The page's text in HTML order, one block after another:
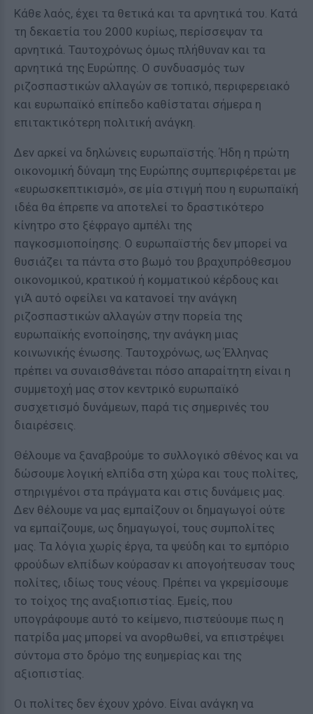
Κάθε λαός, έχει τα θετικά και τα αρνητικά του. Κατά
τη δεκαετία του 2000 κυρίως, περίσσεψαν τα
αρνητικά. Ταυτοχρόνως όμως πλήθυναν και τα
αρνητικά της Ευρώπης. Ο συνδυασμός των
ριζοσπαστικών αλλαγών σε τοπικό, περιφερειακό
και ευρωπαϊκό επίπεδο καθίσταται σήμερα η
επιτακτικότερη πολιτική ανάγκη.
Δεν αρκεί να δηλώνεις ευρωπαϊστής. Ήδη η πρώτη
οικονομική δύναμη της Ευρώπης συμπεριφέρεται με
«ευρωσκεπτικισμό», σε μία στιγμή που η ευρωπαϊκή
ιδέα θα έπρεπε να αποτελεί το δραστικότερο
κίνητρο στο ξέφραγο αμπέλι της
παγκοσμιοποίησης. Ο ευρωπαϊστής δεν μπορεί να
θυσιάζει τα πάντα στο βωμό του βραχυπρόθεσμου
οικονομικού, κρατικού ή κομματικού κέρδους και
γιΆ αυτό οφείλει να κατανοεί την ανάγκη
ριζοσπαστικών αλλαγών στην πορεία της
ευρωπαϊκής ενοποίησης, την ανάγκη μιας
κοινωνικής ένωσης. Ταυτοχρόνως, ως Έλληνας
πρέπει να συναισθάνεται πόσο απαραίτητη είναι η
συμμετοχή μας στον κεντρικό ευρωπαϊκό
συσχετισμό δυνάμεων, παρά τις σημερινές του
διαιρέσεις.
Θέλουμε να ξαναβρούμε το συλλογικό σθένος και να
δώσουμε λογική ελπίδα στη χώρα και τους πολίτες,
στηριγμένοι στα πράγματα και στις δυνάμεις μας.
Δεν θέλουμε να μας εμπαίζουν οι δημαγωγοί ούτε
να εμπαίζουμε, ως δημαγωγοί, τους συμπολίτες
μας. Τα λόγια χωρίς έργα, τα ψεύδη και το εμπόριο
φρούδων ελπίδων κούρασαν κι απογοήτευσαν τους
πολίτες, ιδίως τους νέους. Πρέπει να γκρεμίσουμε
το τοίχος της αναξιοπιστίας. Εμείς, που
υπογράφουμε αυτό το κείμενο, πιστεύουμε πως η
πατρίδα μας μπορεί να ανορθωθεί, να επιστρέψει
σύντομα στο δρόμο της ευημερίας και της
αξιοπιστίας.
Οι πολίτες δεν έχουν χρόνο. Είναι ανάγκη να